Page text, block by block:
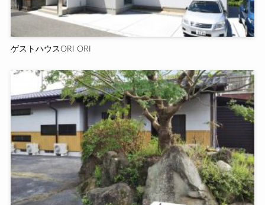
ゲストハウスORI ORI